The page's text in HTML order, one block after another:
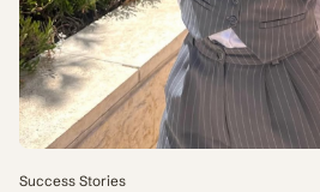
Success Stories